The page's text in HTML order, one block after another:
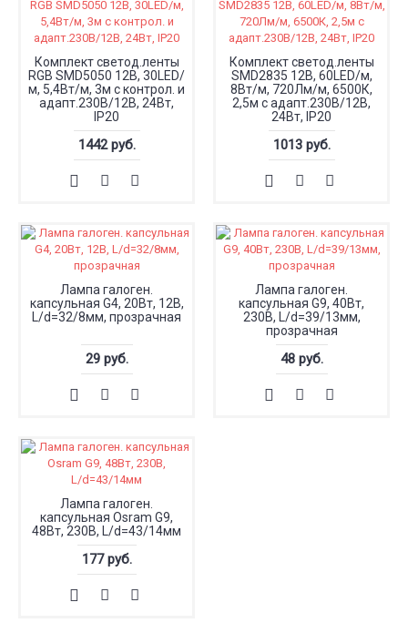
Комплект светод.ленты
RGB SMD5050 12В, 30LED/
м, 5,4Вт/м, 3м с контрол. и
адапт.230В/12В, 24Вт,
IP20
1442 руб.
Комплект светод.ленты
SMD2835 12В, 60LED/м,
8Вт/м, 720Лм/м, 6500К,
2,5м с адапт.230В/12В,
24Вт, IP20
1013 руб.
Лампа галоген.
капсульная G4, 20Вт, 12В,
L/d=32/8мм, прозрачная
29 руб.
Лампа галоген.
капсульная G9, 40Вт,
230В, L/d=39/13мм,
прозрачная
48 руб.
Лампа галоген.
капсульная Osram G9,
48Вт, 230В, L/d=43/14мм
177 руб.